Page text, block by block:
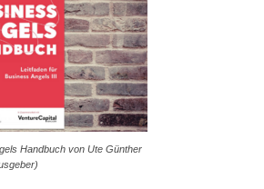
Handbuch von Ute Günther